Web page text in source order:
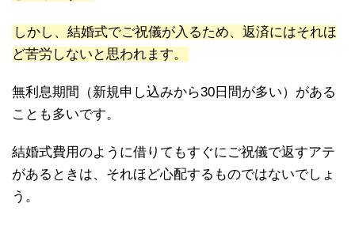
しかし、結婚式でご祝儀が入るため、返済にはそれほ
ど苦労しないと思われます。
無利息期間（新規申し込みから30日間が多い）がある
ことも多いです。
結婚式費用のように借りてもすぐにご祝儀で返すアテ
があるときは、それほど心配するものではないでしょ
う。